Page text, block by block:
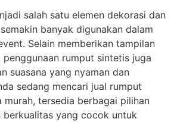
salah satu elemen dekorasi dan
banyak digunakan dalam
Selain memberikan tampilan
rumput sintetis juga
suasana yang nyaman dan
sedang mencari jual rumput
murah, tersedia berbagai pilihan
yang cocok untuk